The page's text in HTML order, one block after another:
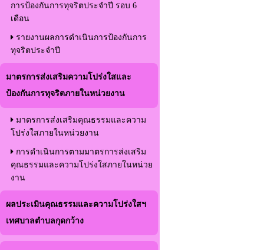
การป้องกันการทุจริตประจำปี รอบ 6
เดือน
รายงานผลการดำเนินการป้องกันการ
ทุจริตประจำปี
มาตรการส่งเสริมความโปร่งใสและ
ป้องกันการทุจริตภายในหน่วยงาน
มาตรการส่งเสริมคุณธรรมและความ
โปร่งใสภายในหน่วยงาน
การดำเนินการตามมาตรการส่งเสริม
คุณธรรมและความโปร่งใสภายในหน่วย
งาน
ผลประเมินคุณธรรมและความโปร่งใสฯ
เทศบาลตำบลกุดกว้าง